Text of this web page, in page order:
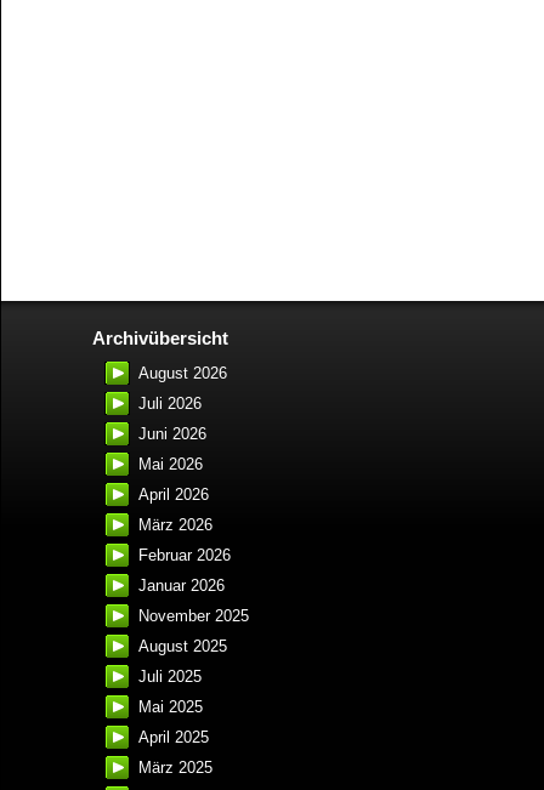
Archivübersicht
August 2026
Juli 2026
Juni 2026
Mai 2026
April 2026
März 2026
Februar 2026
Januar 2026
November 2025
August 2025
Juli 2025
Mai 2025
April 2025
März 2025